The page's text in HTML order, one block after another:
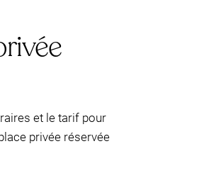
et le tarif pour
privée réservée